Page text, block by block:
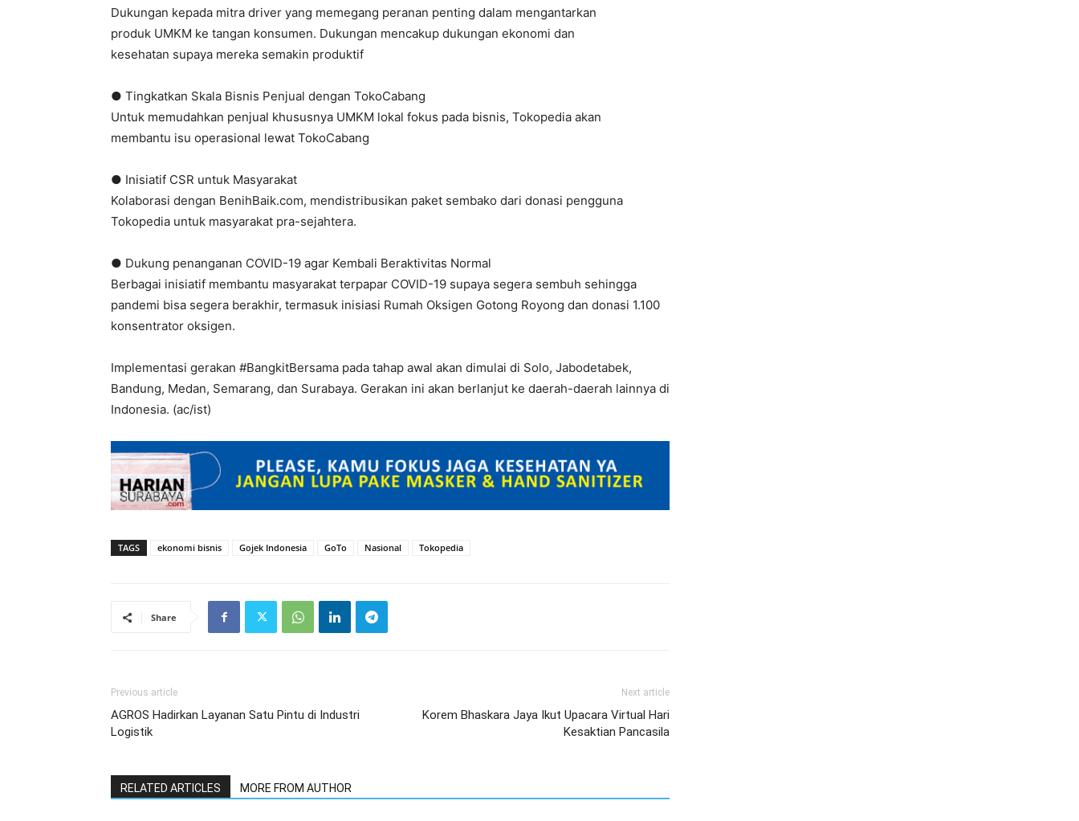
Dukungan kepada mitra driver yang memegang peranan penting dalam mengantarkan
produk UMKM ke tangan konsumen. Dukungan mencakup dukungan ekonomi dan
kesehatan supaya mereka semakin produktif
● Tingkatkan Skala Bisnis Penjual dengan TokoCabang
Untuk memudahkan penjual khususnya UMKM lokal fokus pada bisnis, Tokopedia akan
membantu isu operasional lewat TokoCabang
● Inisiatif CSR untuk Masyarakat
Kolaborasi dengan BenihBaik.com, mendistribusikan paket sembako dari donasi pengguna
Tokopedia untuk masyarakat pra-sejahtera.
● Dukung penanganan COVID-19 agar Kembali Beraktivitas Normal
Berbagai inisiatif membantu masyarakat terpapar COVID-19 supaya segera sembuh sehingga
pandemi bisa segera berakhir, termasuk inisiasi Rumah Oksigen Gotong Royong dan donasi 1.100
konsentrator oksigen.
Implementasi gerakan #BangkitBersama pada tahap awal akan dimulai di Solo, Jabodetabek,
Bandung, Medan, Semarang, dan Surabaya. Gerakan ini akan berlanjut ke daerah-daerah lainnya di
Indonesia. (ac/ist)
TAGS ekonomi bisnis Gojek Indonesia GoTo Nasional Tokopedia
Share
Previous article
AGROS Hadirkan Layanan Satu Pintu di Industri
Logistik
Next article
Korem Bhaskara Jaya Ikut Upacara Virtual Hari
Kesaktian Pancasila
RELATED ARTICLES MORE FROM AUTHOR